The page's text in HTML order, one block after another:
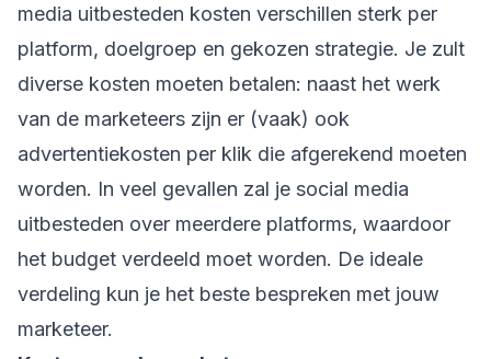
media uitbesteden kosten verschillen sterk per
platform, doelgroep en gekozen strategie. Je zult
diverse kosten moeten betalen: naast het werk
van de marketeers zijn er (vaak) ook
advertentiekosten per klik die afgerekend moeten
worden. In veel gevallen zal je social media
uitbesteden over meerdere platforms, waardoor
het budget verdeeld moet worden. De ideale
verdeling kun je het beste bespreken met jouw
marketeer.